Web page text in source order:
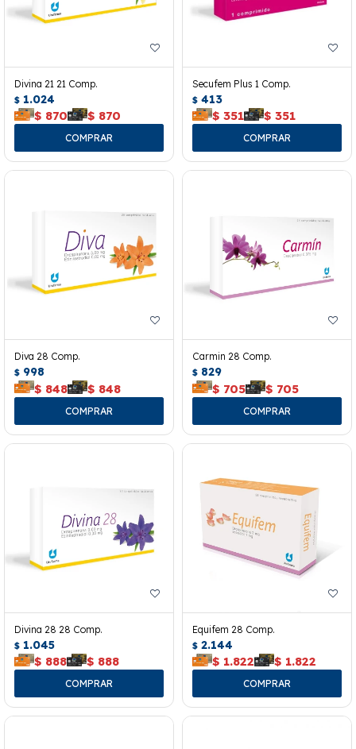
Divina 21 21 Comp.
$ 1.024
$ 870 $ 870
Secufem Plus 1 Comp.
$ 413
$ 351 $ 351
Diva 28 Comp.
$ 998
$ 848 $ 848
Carmin 28 Comp.
$ 829
$ 705 $ 705
Divina 28 28 Comp.
$ 1.045
$ 888 $ 888
Equifem 28 Comp.
$ 2.144
$ 1.822 $ 1.822